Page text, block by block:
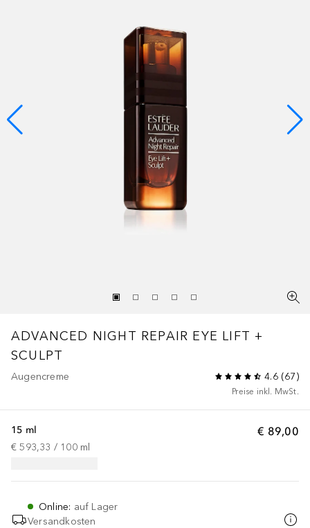
ADVANCED NIGHT REPAIR EYE LIFT +
SCULPT
Augencreme 4.6(67)
Preise inkl. MwSt.
€ 89,00
15 ml
€ 593,33 / 100 ml
Online: auf Lager
Versandkosten